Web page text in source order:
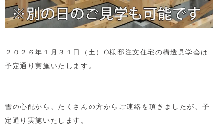
２０２６年１月３１日（土） O様邸注文住宅の構造見学会は
予定通り実施いたします。
雪の心配から、たくさんの方からご連絡を頂きましたが、予
定通り実施いたします。